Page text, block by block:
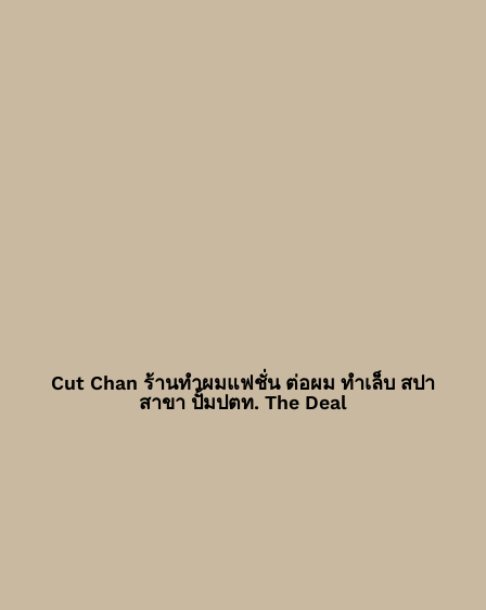
Cut Chan ร้านทำผมแฟชั่น ต่อผม ทำเล็บ สปา
สาขา ปั้มปตท. The Deal